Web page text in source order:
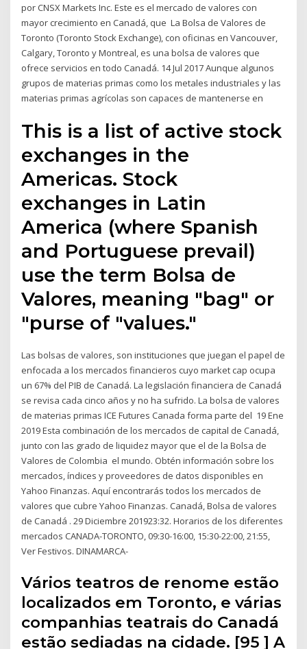
por CNSX Markets Inc. Este es el mercado de valores con
mayor crecimiento en Canadá, que La Bolsa de Valores de
Toronto (Toronto Stock Exchange), con oficinas en Vancouver,
Calgary, Toronto y Montreal, es una bolsa de valores que
ofrece servicios en todo Canadá. 14 Jul 2017 Aunque algunos
grupos de materias primas como los metales industriales y las
materias primas agrícolas son capaces de mantenerse en
This is a list of active stock
exchanges in the
Americas. Stock
exchanges in Latin
America (where Spanish
and Portuguese prevail)
use the term Bolsa de
Valores, meaning "bag" or
"purse of "values."
Las bolsas de valores, son instituciones que juegan el papel de
enfocada a los mercados financieros cuyo market cap ocupa
un 67% del PIB de Canadá. La legislación financiera de Canadá
se revisa cada cinco años y no ha sufrido. La bolsa de valores
de materias primas ICE Futures Canada forma parte del 19 Ene
2019 Esta combinación de los mercados de capital de Canadá,
junto con las grado de liquidez mayor que el de la Bolsa de
Valores de Colombia el mundo. Obtén información sobre los
mercados, índices y proveedores de datos disponibles en
Yahoo Finanzas. Aquí encontrarás todos los mercados de
valores que cubre Yahoo Finanzas. Canadá, Bolsa de valores
de Canadá . 29 Diciembre 201923:32. Horarios de los diferentes
mercados CANADA-TORONTO, 09:30-16:00, 15:30-22:00, 21:55,
Ver Festivos. DINAMARCA-
Vários teatros de renome estão
localizados em Toronto, e várias
companhias teatrais do Canadá
estão sediadas na cidade. [95 ] A